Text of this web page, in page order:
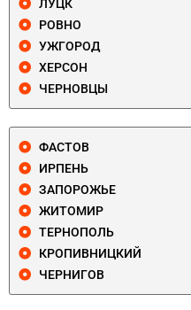
ЛУЦК
РОВНО
УЖГОРОД
ХЕРСОН
ЧЕРНОВЦЫ
ФАСТОВ
ИРПЕНЬ
ЗАПОРОЖЬЕ
ЖИТОМИР
ТЕРНОПОЛЬ
КРОПИВНИЦКИЙ
ЧЕРНИГОВ